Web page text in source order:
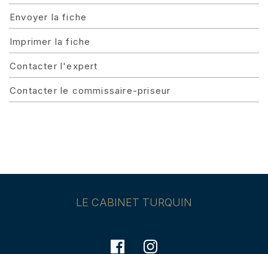
Envoyer la fiche
Imprimer la fiche
Contacter l'expert
Contacter le commissaire-priseur
LE CABINET TURQUIN